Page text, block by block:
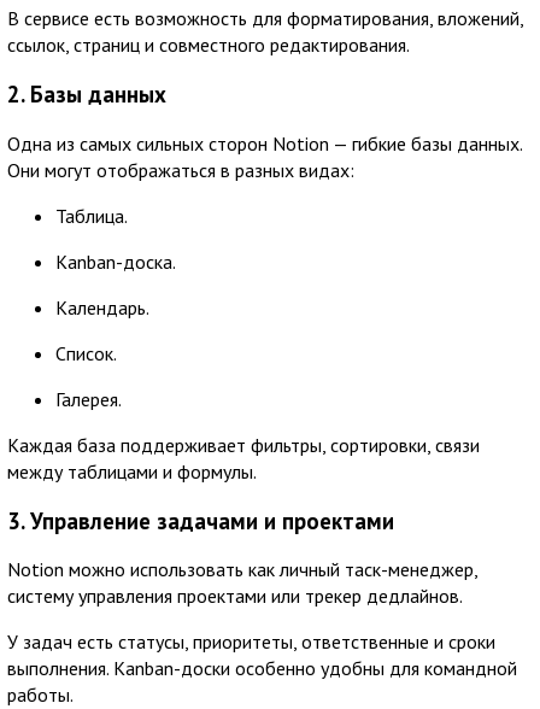
В сервисе есть возможность для форматирования, вложений,
ссылок, страниц и совместного редактирования.
2. Базы данных
Одна из самых сильных сторон Notion — гибкие базы данных.
Они могут отображаться в разных видах:
Таблица.
Kanban-доска.
Календарь.
Список.
Галерея.
Каждая база поддерживает фильтры, сортировки, связи
между таблицами и формулы.
3. Управление задачами и проектами
Notion можно использовать как личный таск-менеджер,
систему управления проектами или трекер дедлайнов.
У задач есть статусы, приоритеты, ответственные и сроки
выполнения. Kanban-доски особенно удобны для командной
работы.